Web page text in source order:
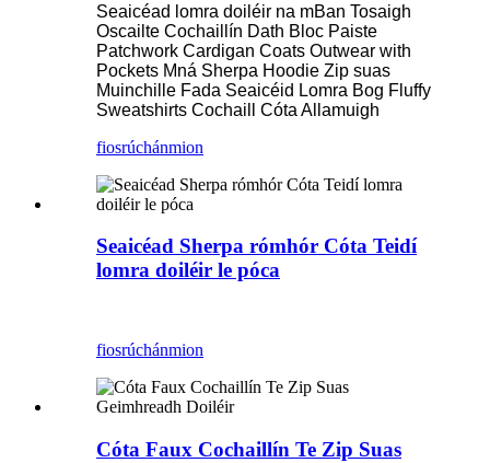
Seaicéad lomra doiléir na mBan Tosaigh
Oscailte Cochaillín Dath Bloc Paiste
Patchwork Cardigan Coats Outwear with
Pockets Mná Sherpa Hoodie Zip suas
Muinchille Fada Seaicéid Lomra Bog Fluffy
Sweatshirts Cochaill Cóta Allamuigh
fiosrúchánmion
Seaicéad Sherpa rómhór Cóta Teidí
lomra doiléir le póca
fiosrúchánmion
Cóta Faux Cochaillín Te Zip Suas